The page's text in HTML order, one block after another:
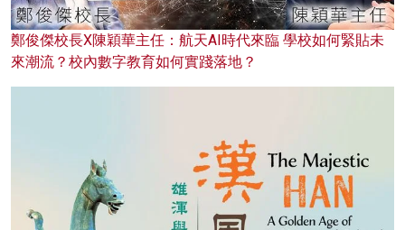
鄭俊傑校長X陳穎華主任：航天AI時代來臨 學校如何緊貼未
來潮流？校內數字教育如何實踐落地？